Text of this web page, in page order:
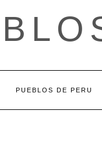
PUEBLOS DE PERU